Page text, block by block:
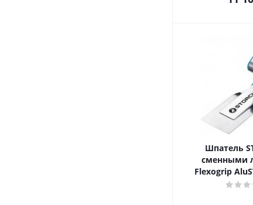
Шпатель
сменными
Flexogrip